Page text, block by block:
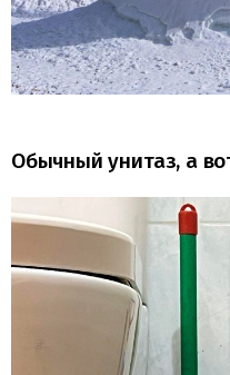
Обычный унитаз, а